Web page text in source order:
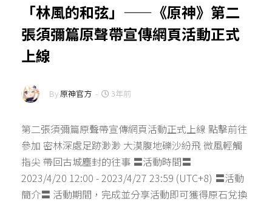
「林風的和弦」——《原神》第二
張須彌篇原聲帶宣傳網頁活動正式
上線
By 原神官方 - 3年前
第二張須彌篇原聲帶宣傳網頁活動正式上線 點擊前往
參加 密林深處足跡渺渺 大漠腹地礫沙紛飛 微風輕觸
指尖 帶回古城塵封的往事 〓活動時間〓
2023/4/20 12:00 - 2023/4/27 23:59 (UTC+8) 〓活動
簡介〓 活動期間，完成並分享活動即可獲得原石兌換